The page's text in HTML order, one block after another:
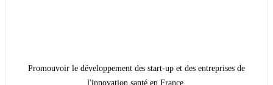
Promouvoir le développement des start-up et des entreprises de
l'innovation santé en France.